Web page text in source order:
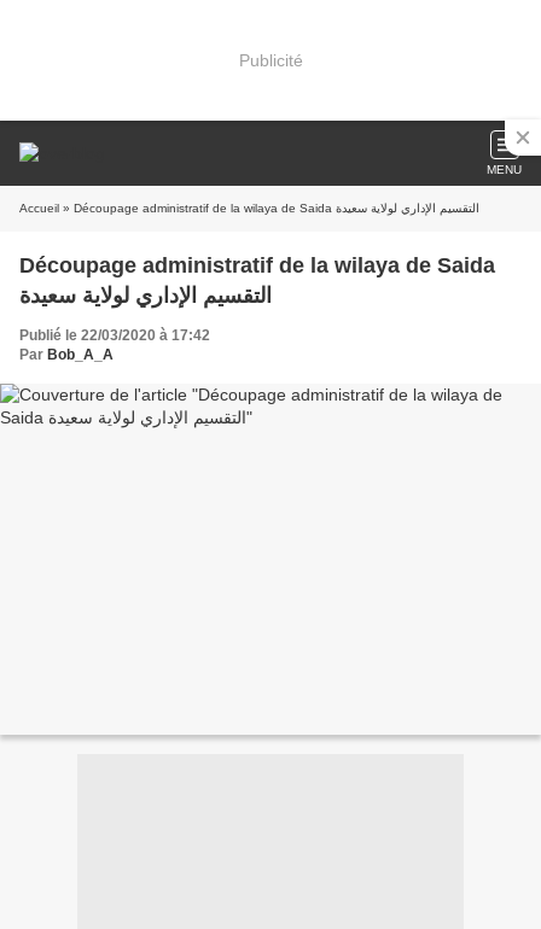
Publicité
MENU
Accueil » Découpage administratif de la wilaya de Saida التقسيم الإداري لولاية سعيدة
Découpage administratif de la wilaya de Saida
التقسيم الإداري لولاية سعيدة
Publié le 22/03/2020 à 17:42
Par Bob_A_A